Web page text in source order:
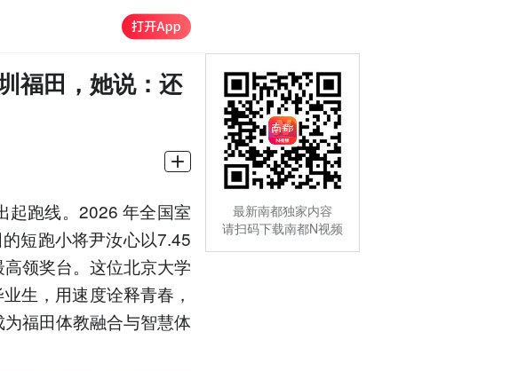
福田，她说：还
起跑线。2026 年全国室
短跑小将尹汝心以7.45
领奖台。这位北京大学
生，用速度诠释青春，
福田体教融合与智慧体
最新南都独家内容
请扫码下载南都N视频